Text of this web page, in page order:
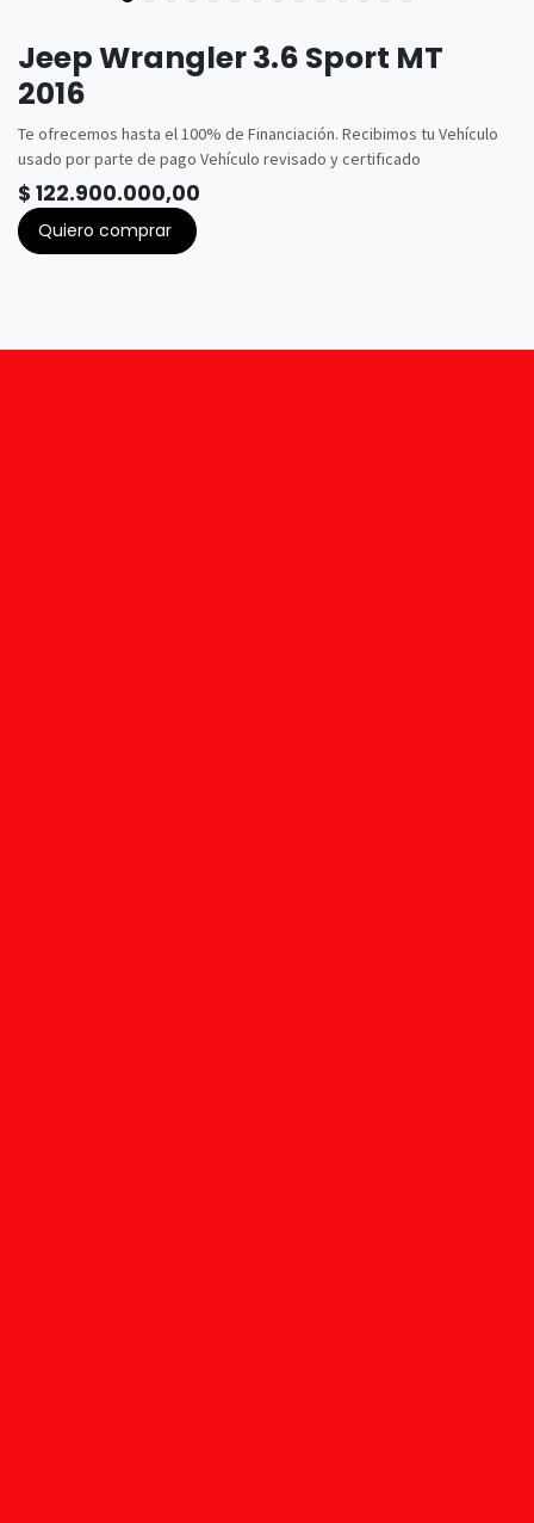
Jeep Wrangler 3.6 Sport MT
2016
Te ofrecemos hasta el 100% de Financiación. Recibimos tu Vehículo
usado por parte de pago Vehículo revisado y certificado
$ 122.900.000,00
Quiero comprar